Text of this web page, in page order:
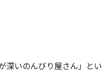
深いのんびり屋さん」とい